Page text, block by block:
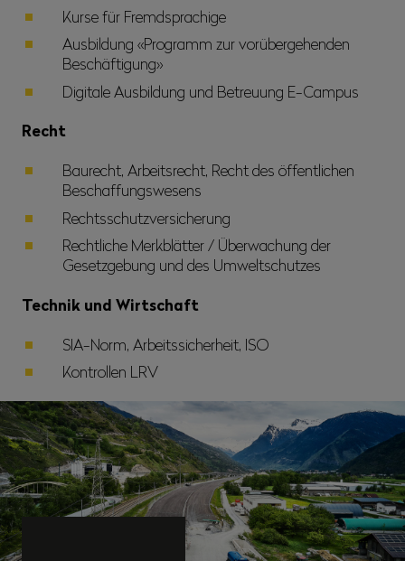
Kurse für Fremdsprachige
Ausbildung «Programm zur vorübergehenden
Beschäftigung»
Digitale Ausbildung und Betreuung E-Campus
Recht
Baurecht, Arbeitsrecht, Recht des öffentlichen
Beschaffungswesens
Rechtsschutzversicherung
Rechtliche Merkblätter / Überwachung der
Gesetzgebung und des Umweltschutzes
Technik und Wirtschaft
SIA-Norm, Arbeitssicherheit, ISO
Kontrollen LRV